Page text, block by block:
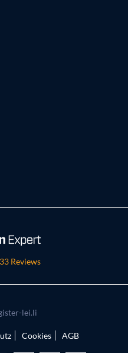
Reviews
lei.li
Cookies AGB